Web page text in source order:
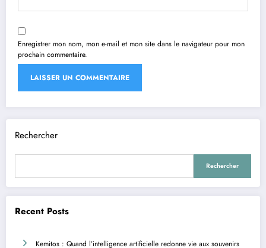
Enregistrer mon nom, mon e-mail et mon site dans le navigateur pour mon
prochain commentaire.
Rechercher
Rechercher
Recent Posts
Kemitos : Quand l’intelligence artificielle redonne vie aux souvenirs